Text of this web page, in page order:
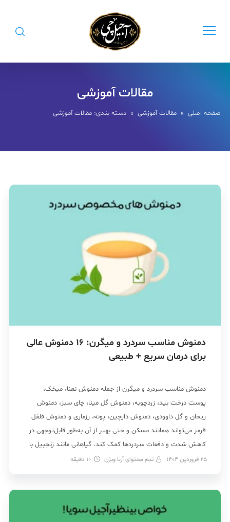
مقالات آموزشی
صفحه اصلی» مقالات آموزشی» دسته بندی: مقالات آموزشی
دمنوش مناسب سردرد و میگرن: 16 دمنوش عالی
برای درمان سریع + طبیعی
دمنوش مناسب سردرد و میگرن از جمله دمنوش نعنا، میخک،
پوست درخت بید، زردچوبه، دمنوش گل مینا، چای سبز، دمنوش
ریحان و گل داوودی، دمنوش دارچین، پونه، رزماری و دمنوش فلفل
قرمز می‌تواند همانند مسکن و حتی بهتر از آن به‌طور قابل‌توجهی در
کاهش شدت و دفعات سردردها کمک کند. گیاهانی مانند زنجبیل با
خواص […]
25 فروردین 1404 تیم محتوای آرنا ویژن 10 دقیقه